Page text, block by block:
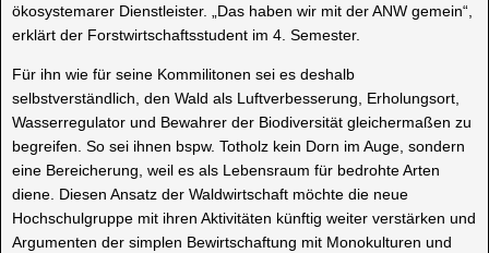
ökosystemarer Dienstleister. „Das haben wir mit der ANW gemein“,
erklärt der Forstwirtschaftsstudent im 4. Semester.
Für ihn wie für seine Kommilitonen sei es deshalb
selbstverständlich, den Wald als Luftverbesserung, Erholungsort,
Wasserregulator und Bewahrer der Biodiversität gleichermaßen zu
begreifen. So sei ihnen bspw. Totholz kein Dorn im Auge, sondern
eine Bereicherung, weil es als Lebensraum für bedrohte Arten
diene. Diesen Ansatz der Waldwirtschaft möchte die neue
Hochschulgruppe mit ihren Aktivitäten künftig weiter verstärken und
Argumenten der simplen Bewirtschaftung mit Monokulturen und